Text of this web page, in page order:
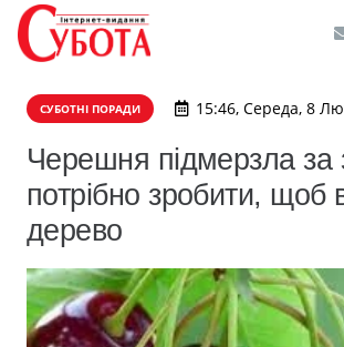
СУБОТНІ ПОРАДИ 15:46, Середа, 8
Черешня підмерзла
потрібно зробити, щоб
дерево